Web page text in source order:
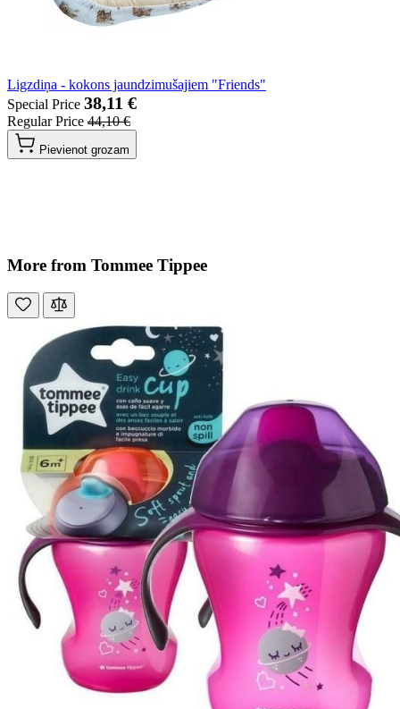
Ligzdiņa - kokons jaundzimušajiem "Friends"
Special Price 38,11 €
Regular Price 44,10 €
Pievienot grozam
More from Tommee Tippee